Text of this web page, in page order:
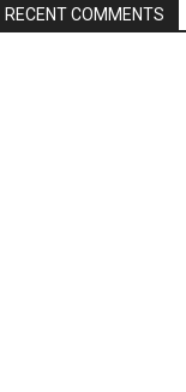
RECENT COMMENTS